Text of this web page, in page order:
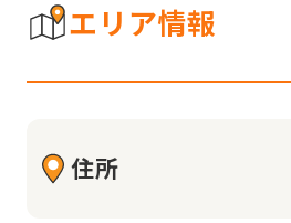
エリア情報
住所